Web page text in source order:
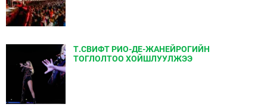
Т.СВИФТ РИО-ДЕ-ЖАНЕЙРОГИЙН
ТОГЛОЛТОО ХОЙШЛУУЛЖЭЭ